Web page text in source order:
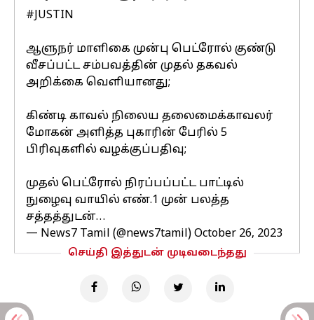
#JUSTIN
ஆளுநர் மாளிகை முன்பு பெட்ரோல் குண்டு
வீசப்பட்ட சம்பவத்தின் முதல் தகவல்
அறிக்கை வெளியானது;
கிண்டி காவல் நிலைய தலைமைக்காவலர்
மோகன் அளித்த புகாரின் பேரில் 5
பிரிவுகளில் வழக்குப்பதிவு;
முதல் பெட்ரோல் நிரப்பப்பட்ட பாட்டில்
நுழைவு வாயில் எண்.1 முன் பலத்த
சத்தத்துடன்…
— News7 Tamil (@news7tamil) October 26, 2023
செய்தி இத்துடன் முடிவடைந்தது